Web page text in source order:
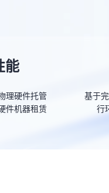
能
理硬件托管
件机器租赁
基于
行